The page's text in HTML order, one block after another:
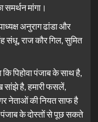
मांगा।
अनुराग ढांडा और
संधू, राज कौर गिल, सुमित
पिहोवा पंजाब के साथ है,
सांझे है, हमारी फसलें,
नेताओं की नियत साफ है
के दोस्तों से पूछ सकते